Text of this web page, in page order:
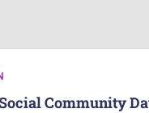
Community